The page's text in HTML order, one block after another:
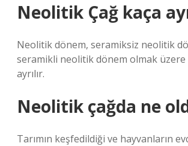
Neolitik Çağ kaça
Neolitik dönem, seramiksiz neolitik
seramikli neolitik dönem olmak
ayrılır.
Neolitik çağda ne
Tarımın keşfedildiği ve hayvanların